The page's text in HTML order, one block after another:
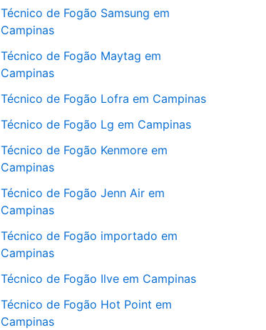
Técnico de Fogão Samsung em
Campinas
Técnico de Fogão Maytag em
Campinas
Técnico de Fogão Lofra em Campinas
Técnico de Fogão Lg em Campinas
Técnico de Fogão Kenmore em
Campinas
Técnico de Fogão Jenn Air em
Campinas
Técnico de Fogão importado em
Campinas
Técnico de Fogão Ilve em Campinas
Técnico de Fogão Hot Point em
Campinas